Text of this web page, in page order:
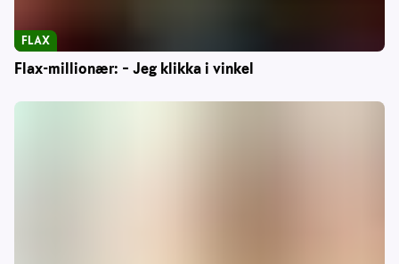
Flax-millionær: – Jeg klikka i vinkel
FLAX